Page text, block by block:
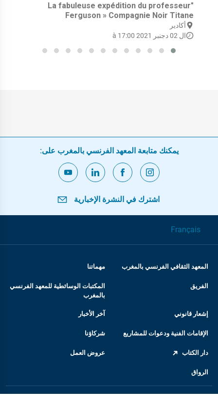
"La fabuleuse expédition du professeur
Ferguson » Compagnie Noir Titane
أكادير
ال 02 دجنبر 2021 à 17:00
يمكنك متابعة المعهد الفرنسي بالمغرب على:
اشترك في النشرة الإخبارية
Français
المعهد الثقافي الفرنسي بالمغرب مهماتنا
الفريق
المكتبات الوسائطية للمعهد الفرنسي
بالمغرب
إشعار قانوني آخر الأخبار
الإقامات الفنية ودعوات للمشاريع شركاؤنا
دار الكتاب عروض العمل
الرواق